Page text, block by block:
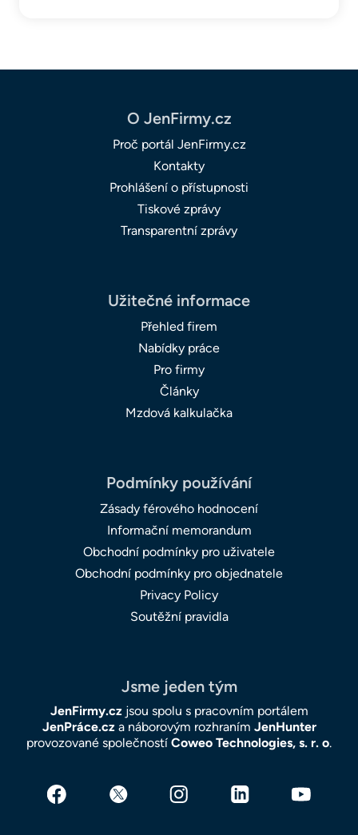
O JenFirmy.cz
Proč portál JenFirmy.cz
Kontakty
Prohlášení o přístupnosti
Tiskové zprávy
Transparentní zprávy
Užitečné informace
Přehled firem
Nabídky práce
Pro firmy
Články
Mzdová kalkulačka
Podmínky používání
Zásady férového hodnocení
Informační memorandum
Obchodní podmínky pro uživatele
Obchodní podmínky pro objednatele
Privacy Policy
Soutěžní pravidla
Jsme jeden tým
JenFirmy.czjsou spolu s pracovním portálem
JenPráce.cza náborovým rozhraním JenHunter
provozované společností Coweo Technologies, s. r. o.